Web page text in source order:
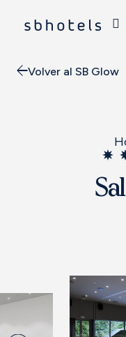
Volver al SB Glow